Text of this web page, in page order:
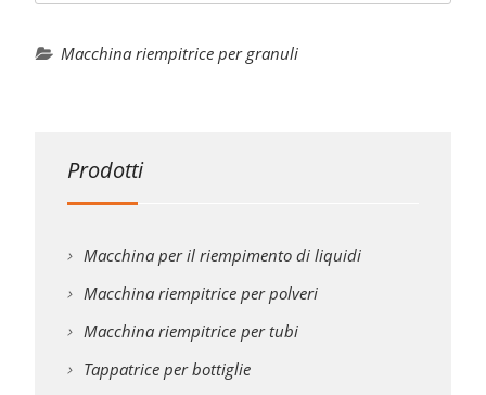
Macchina riempitrice per granuli
Prodotti
Macchina per il riempimento di liquidi
Macchina riempitrice per polveri
Macchina riempitrice per tubi
Tappatrice per bottiglie